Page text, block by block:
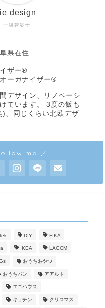
一級建築士
design
県在住
ザー®
ーガナイザー®
デザイン、リノベーシ
ています。 3度の飯も
)、同じくらい北欧デザ
me ／
DIY FIKA
IKEA LAGOM
おうちおやつ
おうちパン アアルト
エコハウス
キッチン クリスマス